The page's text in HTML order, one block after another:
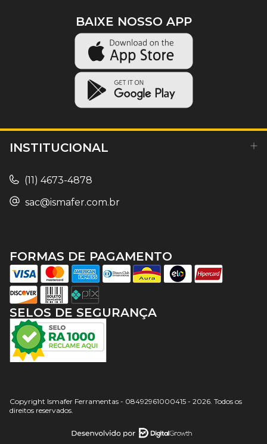
INSTITUCIONAL
(11) 4673-4878
sac@ismafer.com.br
BAIXE NOSSO APP
SELOS DE SEGURANÇA
FORMAS DE PAGAMENTO
Copyright Ismafer Ferramentas - 08492961000415 - 2026. Todos os
direitos reservados.